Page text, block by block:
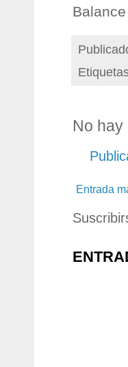
No hay
Entrada